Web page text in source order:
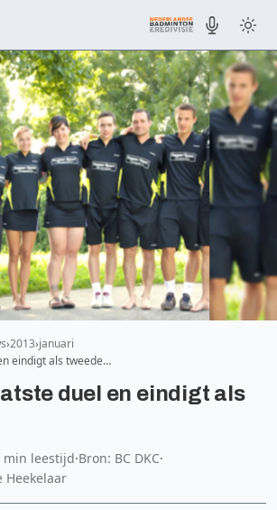
2013 januari
eindigt als tweede…
duel en eindigt als
min leestijd·Bron: BC DKC·
Heekelaar